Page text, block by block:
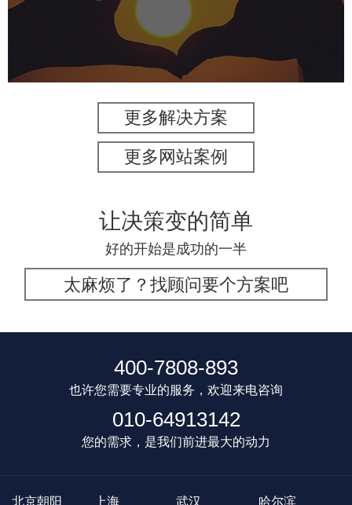
国企 品牌官网 网站建设
更多解决方案
更多网站案例
让决策变的简单
好的开始是成功的一半
太麻烦了？找顾问要个方案吧
400-7808-893
也许您需要专业的服务，欢迎来电咨询
010-64913142
您的需求，是我们前进最大的动力
北京朝阳 上海 武汉 哈尔滨